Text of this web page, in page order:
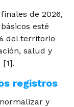
de 2026,
esté
del territorio
salud y
registros
y